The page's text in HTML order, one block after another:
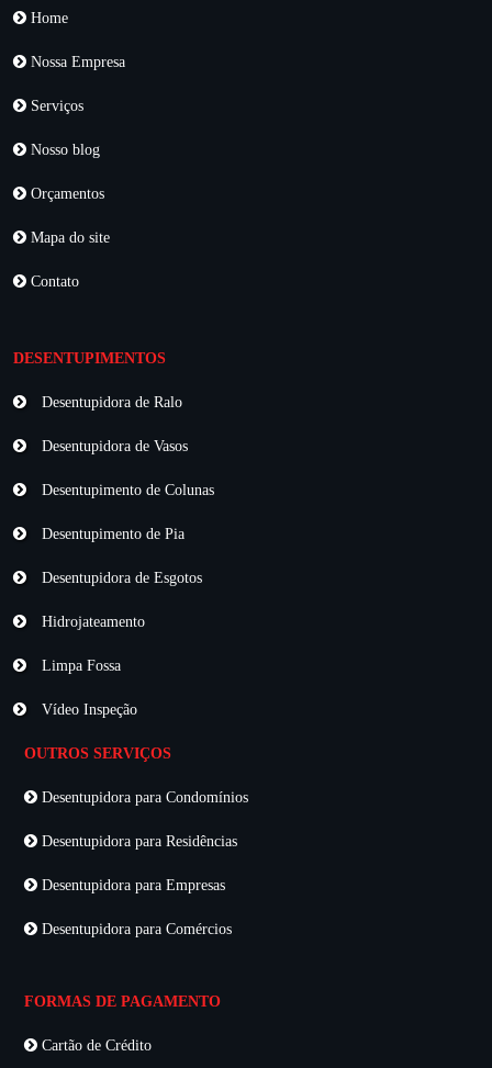
Home
Nossa Empresa
Serviços
Nosso blog
Orçamentos
Mapa do site
Contato
DESENTUPIMENTOS
Desentupidora de Ralo
Desentupidora de Vasos
Desentupimento de Colunas
Desentupimento de Pia
Desentupidora de Esgotos
Hidrojateamento
Limpa Fossa
Vídeo Inspeção
OUTROS SERVIÇOS
Desentupidora para Condomínios
Desentupidora para Residências
Desentupidora para Empresas
Desentupidora para Comércios
FORMAS DE PAGAMENTO
Cartão de Crédito